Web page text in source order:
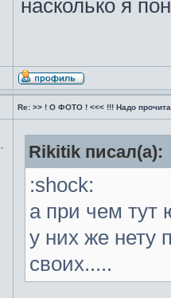
насколько я
Re: >> ! О ФОТО ! <<< !!! Надо
Rikitik писал(а):
:shock:
а при чем тут
у них же нету
своих.....